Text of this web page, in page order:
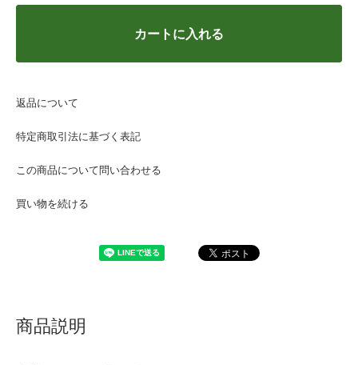
カートに入れる
返品について
特定商取引法に基づく表記
この商品について問い合わせる
買い物を続ける
商品説明